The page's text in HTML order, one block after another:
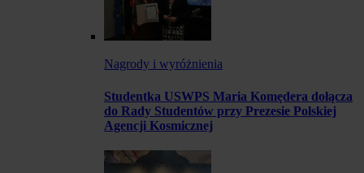
Nagrody i wyróżnienia
Studentka USWPS Maria Komędera dołącza
do Rady Studentów przy Prezesie Polskiej
Agencji Kosmicznej